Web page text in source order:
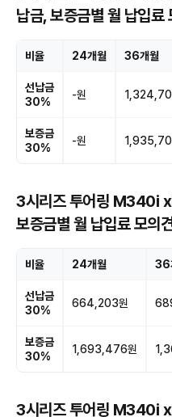
납금, 보증금별 월 납입료
비율 24개월 36개월
선납금
30%
-원
보증금
30%
-원
3시리즈 투어링 M340i
보증금별 월 납입료 모의
비율 24개월 36
선납금
30%
664,203원
보증금
30%
1,693,476원
3시리즈 투어링 M340i